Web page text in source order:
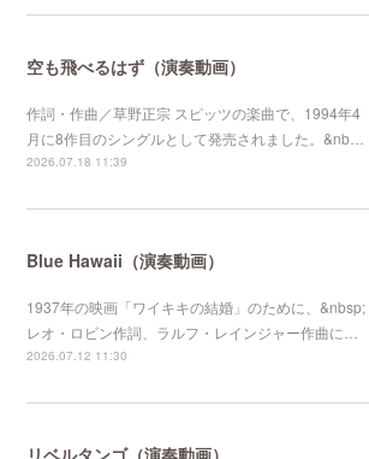
空も飛べるはず（演奏動画）
作詞・作曲／草野正宗 スピッツの楽曲で、1994年4
月に8作目のシングルとして発売されました。&nb…
2026.07.18 11:39
Blue Hawaii（演奏動画）
1937年の映画「ワイキキの結婚」のために、&nbsp;
レオ・ロビン作詞、ラルフ・レインジャー作曲に…
2026.07.12 11:30